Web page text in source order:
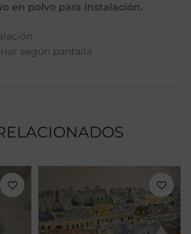
en polvo para instalación.
según pantalla